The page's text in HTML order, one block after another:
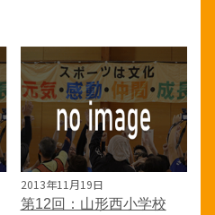
2013年11月19日
第12回：山形西小学校